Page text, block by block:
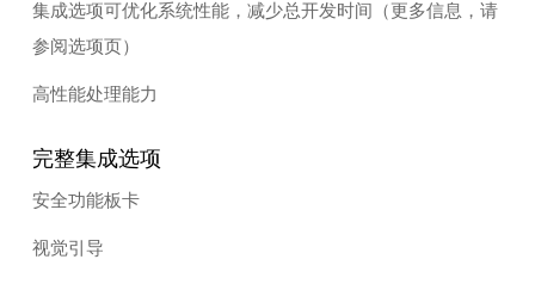
集成选项可优化系统性能，减少总开发时间（更多信息，请
参阅选项页）
高性能处理能力
完整集成选项
安全功能板卡
视觉引导